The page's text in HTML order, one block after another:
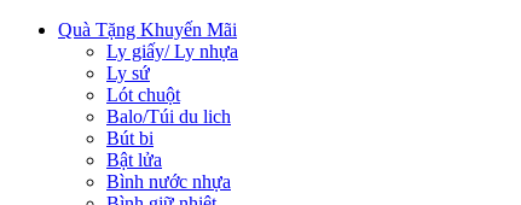
Quà Tặng Khuyến Mãi
Ly giấy/ Ly nhựa
Ly sứ
Lót chuột
Balo/Túi du lich
Bút bi
Bật lửa
Bình nước nhựa